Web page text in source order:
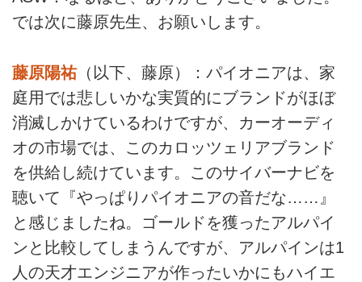
では次に藤原先生、お願いします。
藤原陽祐（以下、藤原）：パイオニアは、家
庭用では悲しいかな実質的にブランドがほぼ
消滅しかけているわけですが、カーオーディ
オの市場では、このカロッツェリアブランド
を供給し続けています。このサイバーナビを
聴いて『やっぱりパイオニアの音だな……』
と感じましたね。ゴールドを獲ったアルパイ
ンと比較してしまうんですが、アルパインは1
人の天才エンジニアが作ったいかにもハイエ